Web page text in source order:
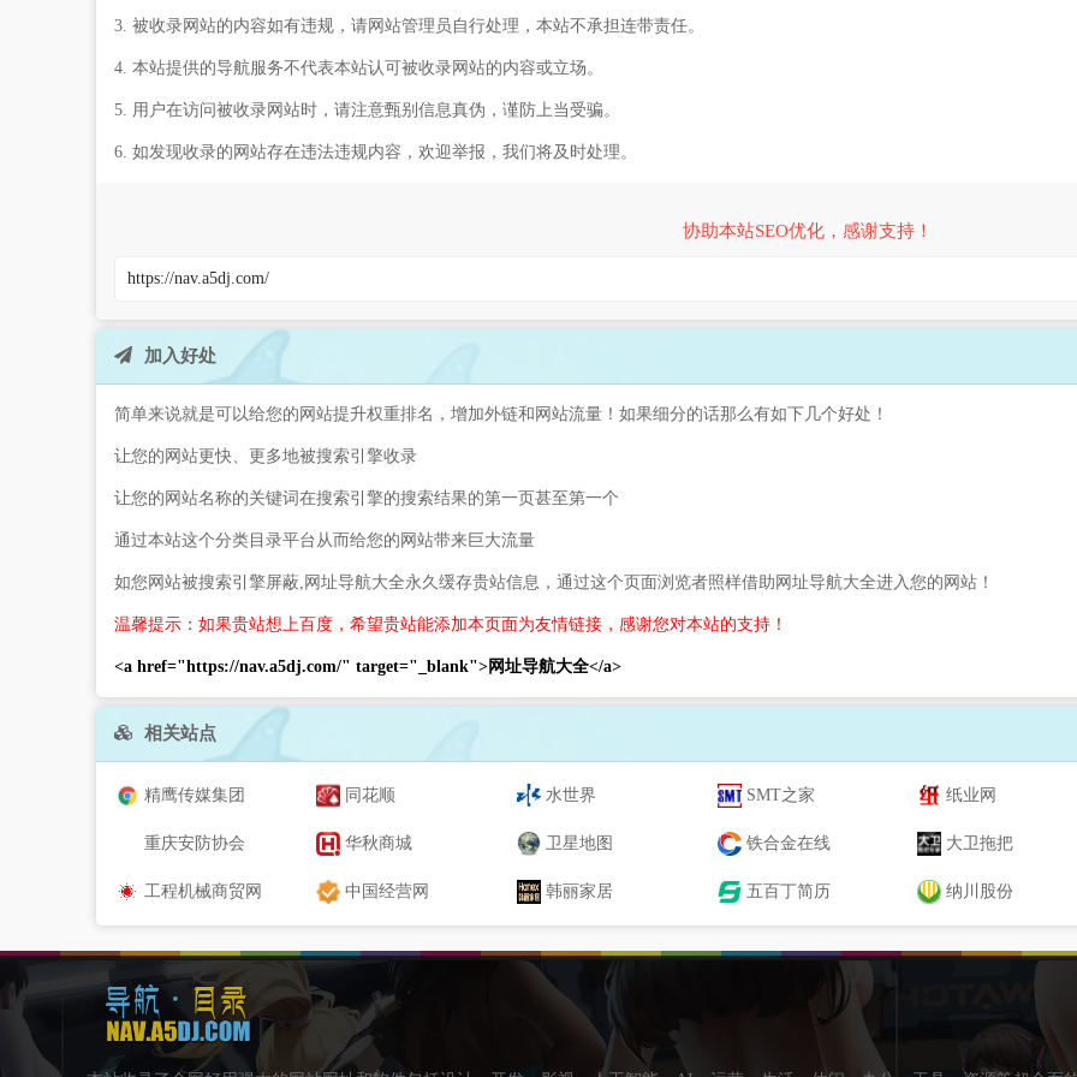
3. 被收录网站的内容如有违规，请网站管理员自行处理，本站不承担连带责任。
4. 本站提供的导航服务不代表本站认可被收录网站的内容或立场。
5. 用户在访问被收录网站时，请注意甄别信息真伪，谨防上当受骗。
6. 如发现收录的网站存在违法违规内容，欢迎举报，我们将及时处理。
协助本站SEO优化，感谢支持！
加入好处
简单来说就是可以给您的网站提升权重排名，增加外链和网站流量！如果细分的话那么有如下几个好处！
让您的网站更快、更多地被搜索引擎收录
让您的网站名称的关键词在搜索引擎的搜索结果的第一页甚至第一个
通过本站这个分类目录平台从而给您的网站带来巨大流量
如您网站被搜索引擎屏蔽,网址导航大全永久缓存贵站信息，通过这个页面浏览者照样借助网址导航大全进入您的网站！
温馨提示：如果贵站想上百度，希望贵站能添加本页面为友情链接，感谢您对本站的支持！
<a href="https://nav.a5dj.com/" target="_blank">网址导航大全</a>
相关站点
精鹰传媒集团 同花顺 水世界 SMT之家 纸业网
重庆安防协会 华秋商城 卫星地图 铁合金在线 大卫拖把
工程机械商贸网 中国经营网 韩丽家居 五百丁简历 纳川股份